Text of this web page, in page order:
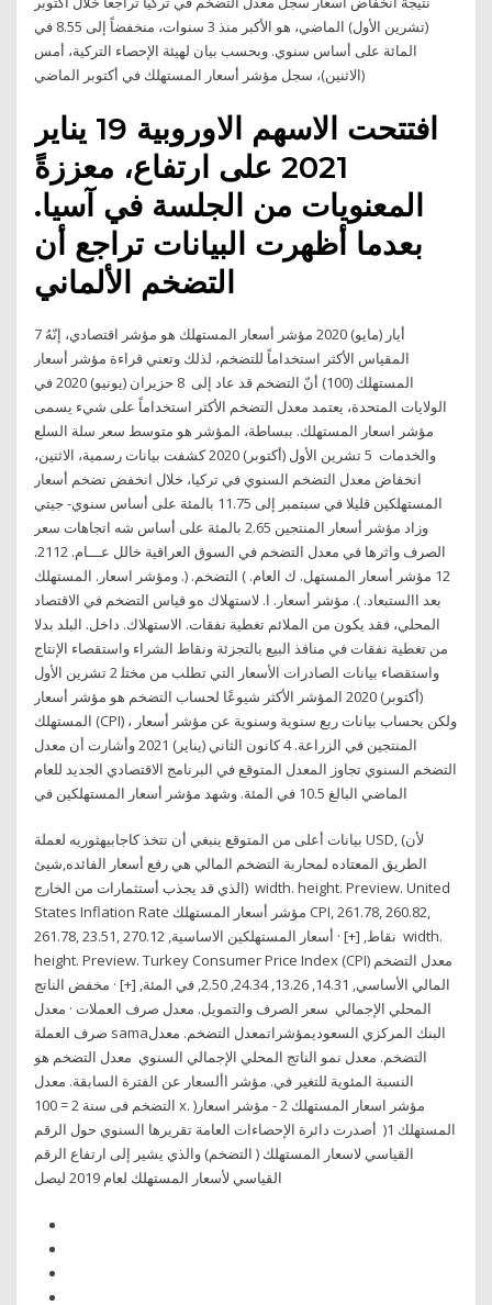
(تشرين الأول) الماضي، هو الأكبر منذ 3 سنوات، منخفضاً إلى 8.55 في
المائة على أساس سنوي. وبحسب بيان لهيئة الإحصاء التركية، أمس
(الاثنين)، سجل مؤشر أسعار المستهلك في أكتوبر الماضي
افتتحت الاسهم الاوروبية 19 يناير
2021 على ارتفاع، معززةً
المعنويات من الجلسة في آسيا.
بعدما أظهرت البيانات تراجع أن
التضخم الألماني
7 أيار (مايو) 2020 مؤشر أسعار المستهلك هو مؤشر اقتصادي، إنّهُ
المقياس الأكثر استخداماً للتضخم، لذلك وتعني قراءة مؤشر أسعار
المستهلك (100) أنّ التضخم قد عاد إلى 8 حزيران (يونيو) 2020 في
الولايات المتحدة، يعتمد معدل التضخم الأكثر استخداماً على شيء يسمى
مؤشر اسعار المستهلك. ببساطة، المؤشر هو متوسط ​​سعر سلة السلع
والخدمات 5 تشرين الأول (أكتوبر) 2020 كشفت بيانات رسمية، الاثنين،
انخفاض معدل التضخم السنوي في تركيا، خلال انخفض تضخم أسعار
المستهلكين قليلا في سبتمبر إلى 11.75 بالمئة على أساس سنوي- جيتي
وزاد مؤشر أسعار المنتجين 2.65 بالمئة على أساس شه اتجاهات سعر
الصرف واثرها في معدل التضخم في السوق العراقية خالل عـــام. 2112.
12 مؤشر أسعار المستهل. ك العام. ) التضخم. (. ومؤشر اسعار. المستهلك
بعد االستبعاد. ). ﻣﺆﺷﺮ أﺳﻌﺎر. ا. ﻻﺳﺘﻬﻼك هﻮ ﻗﻴﺎس اﻟﺘﻀﺨﻢ ﻓﻲ اﻻﻗﺘﺼﺎد
اﻟﻤﺤﻠﻲ، ﻓﻘﺪ ﻳﻜﻮن ﻣﻦ اﻟﻤﻼﺋﻢ ﺗﻐﻄﻴﺔ ﻧﻔﻘﺎت. اﻻﺳﺘﻬﻼك. داﺧﻞ. اﻟﺒﻠﺪ ﺑﺪﻻ
ﻣﻦ ﺗﻐﻄﻴﺔ ﻧﻔﻘﺎت ﻓﻲ ﻣﻨﺎﻓﺬ اﻟﺒﻴﻊ ﺑﺎﻟﺘﺠﺰﺋﺔ وﻧﻘﺎط اﻟﺸﺮاء واﺳﺘﻘﺼﺎء اﻹﻧﺘﺎج
واﺳﺘﻘﺼﺎء ﺑﻴﺎﻧﺎت اﻟﺼﺎدرات اﻷﺳﻌﺎر اﻟﺘﻲ ﺗﻄﻠﺐ ﻣﻦ ﻣﺨﺘﻠ 2 تشرين الأول
(أكتوبر) 2020 المؤشر الأكثر شيوعًا لحساب التضخم هو مؤشر أسعار
المستهلك (CPI) ، ولكن بحساب بيانات ربع سنوية وسنوية عن مؤشر أسعار
المنتجين في الزراعة. 4 كانون الثاني (يناير) 2021 وأشارت أن معدل
التضخم السنوي تجاوز المعدل المتوقع في البرنامج الاقتصادي الجديد للعام
بيانات أعلى من المتوقع ينبغي أن تتخذ كاجابيهثوريه لعملة USD, (لأن
الطريق المعتاده لمحاربة التضخم المالي هي رفع أسعار الفائده,شيئ
الذي قد يجذب أستثمارات من الخارج) width. height. Preview. United
States Inflation Rate مؤشر أسعار المستهلك CPI, 261.78, 260.82,
261.78, 23.51, نقاط, [+] · أسعار المستهلكين الاساسية, 270.12 width.
height. Preview. Turkey Consumer Price Index (CPI) معدل التضخم
المالي الأساسي, 14.31, 13.26, 24.34, 2.50, في المئة, [+] · مخفض الناتج
المحلي الإجمالي سعر الصرف والتمويل. معدل صرف العملات · معدل
صرف العملة samaالبنك المركزي السعوديمؤشراتمعدل التضخم. معدل
التضخم. معدل نمو الناتج المحلي الإجمالي السنوي معدل التضخم هو
النسبة المئوية للتغير في. مؤشر األسعار عن الفترة السابقة. معدل
التضخم فى سنة 2 = 100 x. )مؤشر اسعار المستهلك 2 - مؤشر اسعار
المستهلك 1( أصدرت دائرة الإحصاءات العامة تقريرها السنوي حول الرقم
القياسي لاسعار المستهلك ( التضخم) والذي يشير إلى ارتفاع الرقم